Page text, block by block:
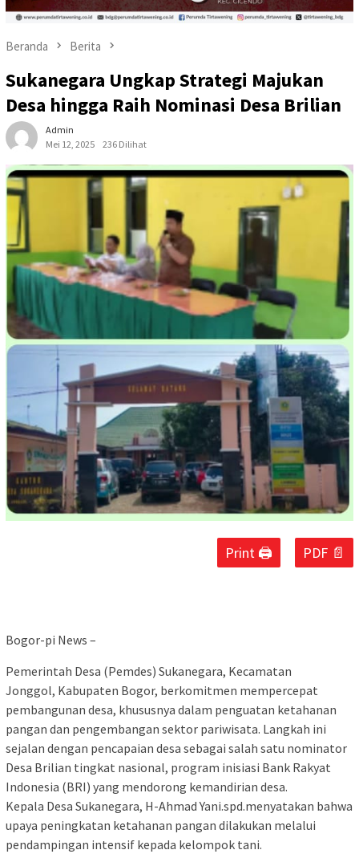
Beranda Berita
Sukanegara Ungkap Strategi Majukan
Desa hingga Raih Nominasi Desa Brilian
Admin
Mei 12, 2025
236 Dilihat
Print 🖨 PDF 📄
Bogor-pi News –
Pemerintah Desa (Pemdes) Sukanegara, Kecamatan
Jonggol, Kabupaten Bogor, berkomitmen mempercepat
pembangunan desa, khususnya dalam penguatan ketahanan
pangan dan pengembangan sektor pariwisata. Langkah ini
sejalan dengan pencapaian desa sebagai salah satu nominator
Desa Brilian tingkat nasional, program inisiasi Bank Rakyat
Indonesia (BRI) yang mendorong kemandirian desa.
Kepala Desa Sukanegara, H-Ahmad Yani.spd.menyatakan bahwa
upaya peningkatan ketahanan pangan dilakukan melalui
pendampingan intensif kepada kelompok tani.